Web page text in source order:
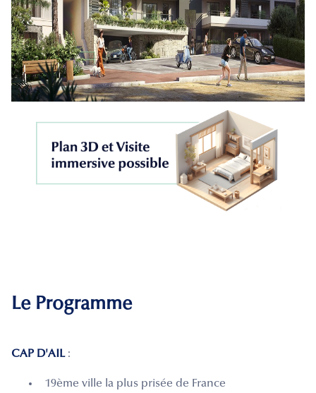
Le Programme
CAP D'AIL:
19ème ville la plus prisée de France